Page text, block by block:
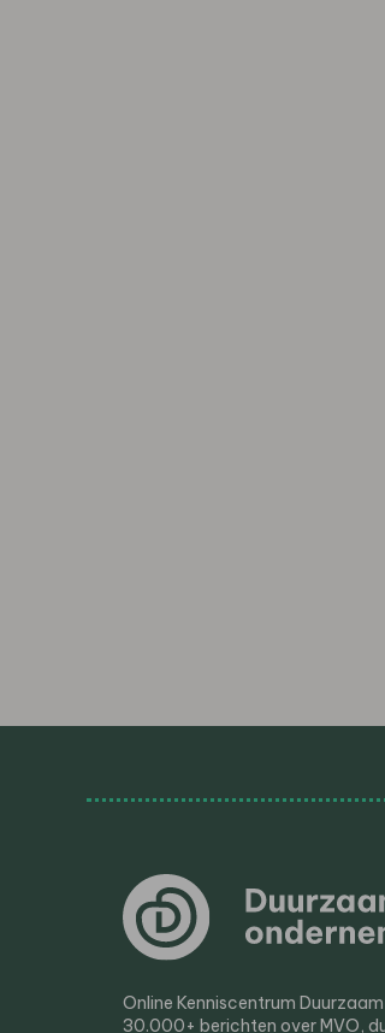
Online Kenniscentrum
30.000+ berichten over MVO,